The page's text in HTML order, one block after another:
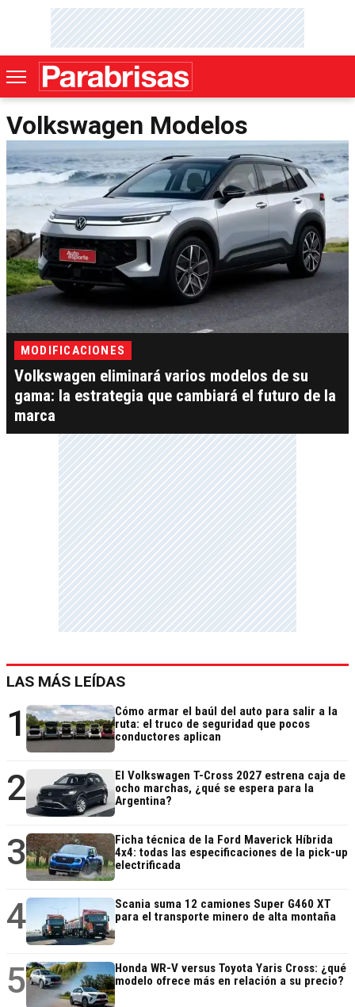
Volkswagen Modelos
MODIFICACIONES
Volkswagen eliminará varios modelos de su
gama: la estrategia que cambiará el futuro de la
marca
LAS MÁS LEÍDAS
1
Cómo armar el baúl del auto para salir a la
ruta: el truco de seguridad que pocos
conductores aplican
2
El Volkswagen T-Cross 2027 estrena caja de
ocho marchas, ¿qué se espera para la
Argentina?
3
Ficha técnica de la Ford Maverick Híbrida
4x4: todas las especificaciones de la pick-up
electrificada
4
Scania suma 12 camiones Super G460 XT
para el transporte minero de alta montaña
5
Honda WR-V versus Toyota Yaris Cross: ¿qué
modelo ofrece más en relación a su precio?